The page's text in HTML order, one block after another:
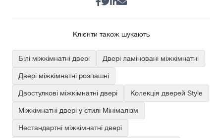
Клієнти також шукають
Білі міжкімнатні двері Двері ламіновані міжкімнатні
Двері міжкімнатні розпашні
Двостулкові міжкімнатні двері Колекція дверей Style
Міжкімнатні двері у стилі Мінімалізм
Нестандартні міжкімнатні двері